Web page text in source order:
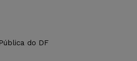
do DF